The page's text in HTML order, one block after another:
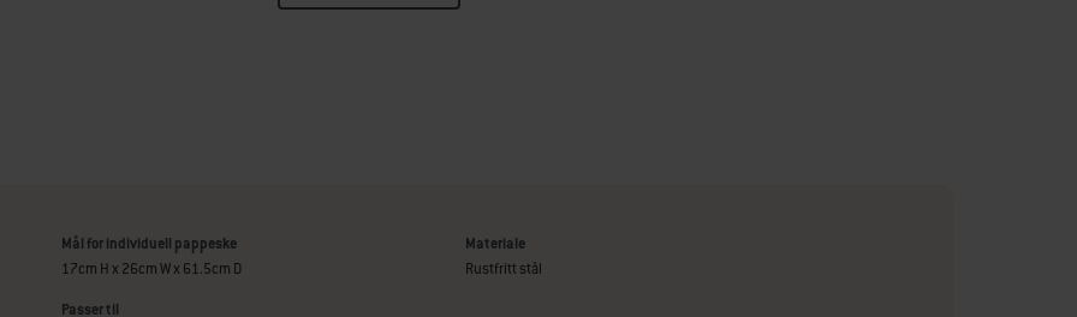
Mål for individuell pappeske
17cm H x 26cm W x 61.5cm D
Materiale
Rustfritt stål
Passer til